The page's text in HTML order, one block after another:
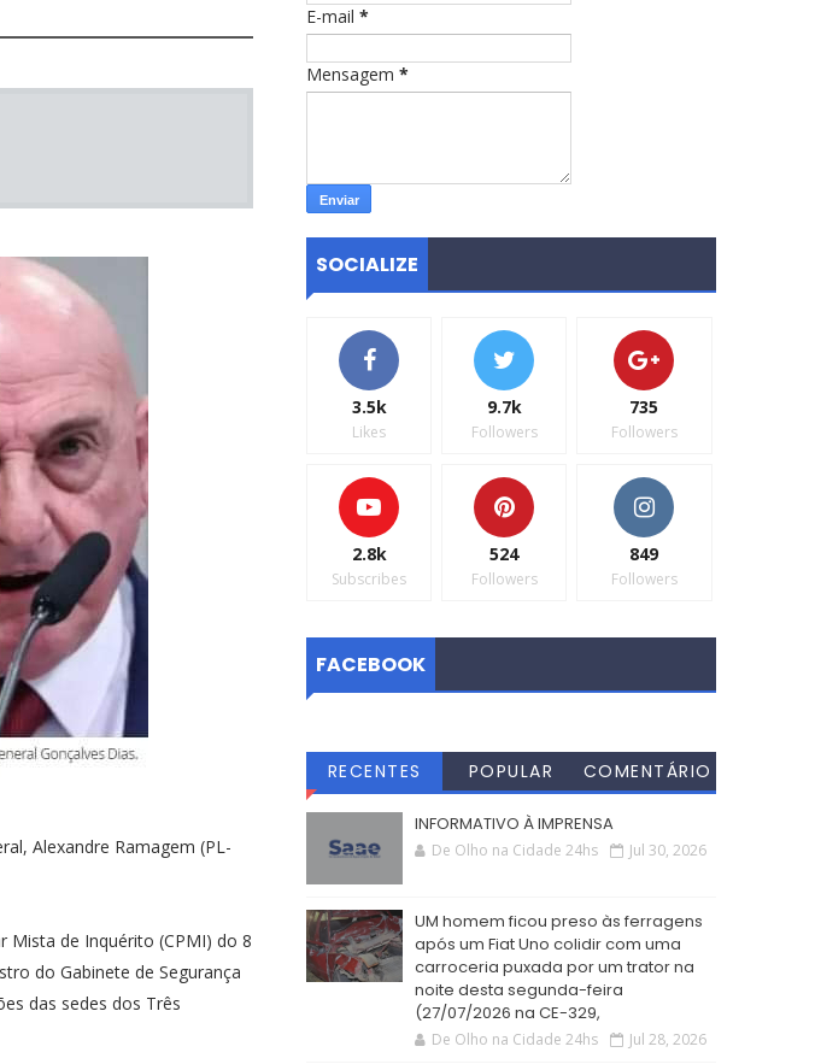
Alexandre Ramagem (PL-
Mista de Inquérito (CPMI) do 8
do Gabinete de Segurança
das sedes dos Três
E-mail *
Mensagem *
SOCIALIZE
3.5k
Likes
9.7k
Followers
735
Followers
2.8k
Subscribes
524
Followers
849
Followers
FACEBOOK
RECENTES POPULAR
COMENTÁRIO
INFORMATIVO À IMPRENSA
De Olho na Cidade 24hs Jul 30, 2026
UM homem ficou preso às ferragens
após um Fiat Uno colidir com uma
carroceria puxada por um trator na
noite desta segunda-feira
(27/07/2026 na CE-329,
De Olho na Cidade 24hs Jul 28, 2026